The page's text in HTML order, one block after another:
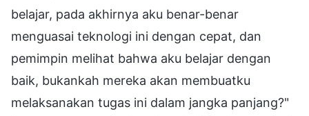
belajar, pada akhirnya aku benar-benar
menguasai teknologi ini dengan cepat, dan
pemimpin melihat bahwa aku belajar dengan
baik, bukankah mereka akan membuatku
melaksanakan tugas ini dalam jangka panjang?"